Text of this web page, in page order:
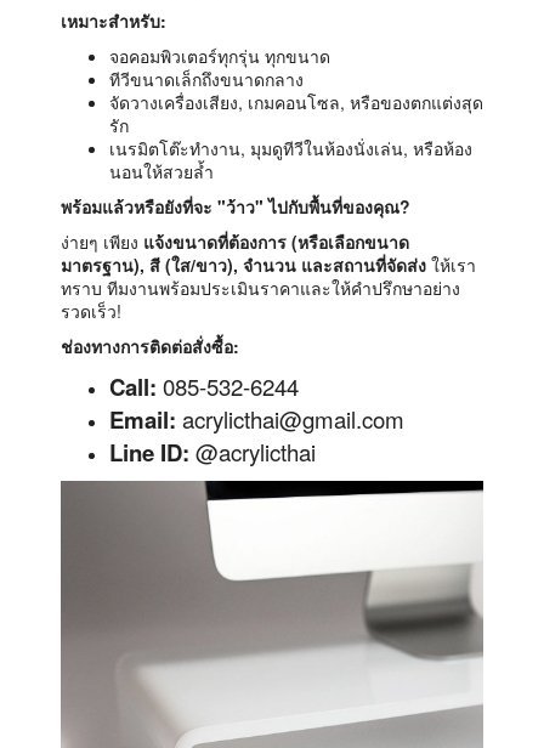
เหมาะสำหรับ:
จอคอมพิวเตอร์ทุกรุ่น ทุกขนาด
ทีวีขนาดเล็กถึงขนาดกลาง
จัดวางเครื่องเสียง, เกมคอนโซล, หรือของตกแต่งสุด
รัก
เนรมิตโต๊ะทำงาน, มุมดูทีวีในห้องนั่งเล่น, หรือห้อง
นอนให้สวยล้ำ
พร้อมแล้วหรือยังที่จะ "ว้าว" ไปกับพื้นที่ของคุณ?
ง่ายๆ เพียง แจ้งขนาดที่ต้องการ (หรือเลือกขนาด
มาตรฐาน), สี (ใส/ขาว), จำนวน และสถานที่จัดส่ง ให้เรา
ทราบ ทีมงานพร้อมประเมินราคาและให้คำปรึกษาอย่าง
รวดเร็ว!
ช่องทางการติดต่อสั่งซื้อ:
Call: 085-532-6244
Email: acrylicthai@gmail.com
Line ID: @acrylicthai